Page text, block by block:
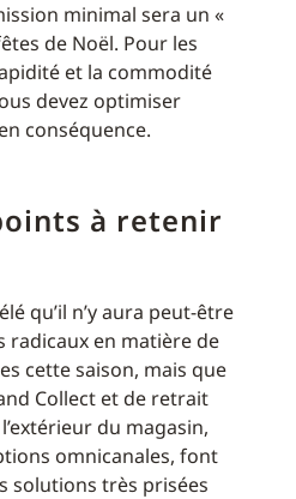
minimal sera un «
de Noël. Pour les
et la commodité
devez optimiser
conséquence.
à retenir
qu’il n’y aura peut-être
radicaux en matière de
cette saison, mais que
Collect et de retrait
du magasin,
omnicanales, font
solutions très prisées